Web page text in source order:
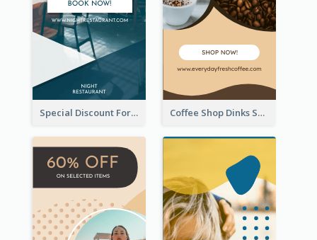
Special Discount For Dinner Wide Skyscraper Banner Coffee Shop Dinks Sale Wide Skyscraper Banner